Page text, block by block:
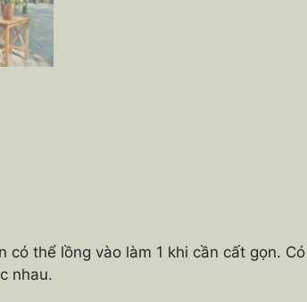
có thể lồng vào làm 1 khi cần cất gọn.
nhau.